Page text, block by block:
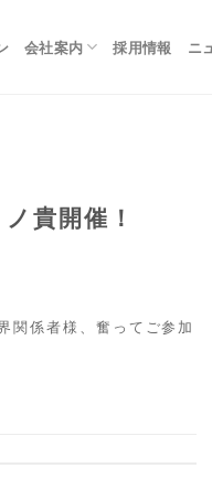
会社案内 採用情報 ニ
貴開催！
関係者様、奮ってご参加